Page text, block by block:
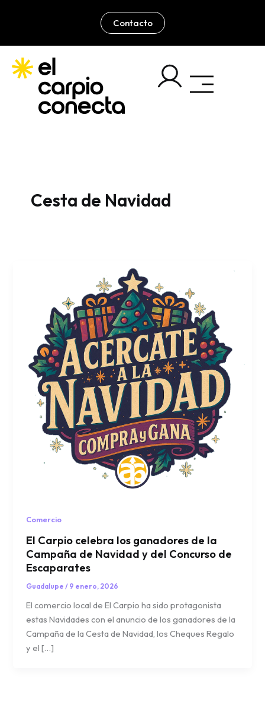
Contacto
Cesta de Navidad
Comercio
El Carpio celebra los ganadores de la
Campaña de Navidad y del Concurso de
Escaparates
Guadalupe/ 9 enero, 2026
El comercio local de El Carpio ha sido protagonista
estas Navidades con el anuncio de los ganadores de la
Campaña de la Cesta de Navidad, los Cheques Regalo
y el […]